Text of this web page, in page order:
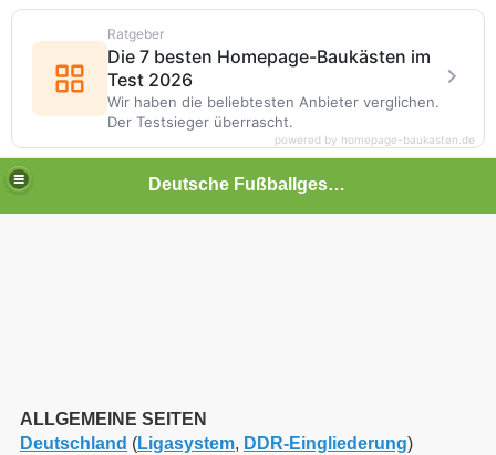
Deutsche Fußballgeschichte
ALLGEMEINE SEITEN
Deutschland (Ligasystem, DDR-Eingliederung)
Ratgeber
Die 7 besten Homepage-Baukästen im
Test 2026
Wir haben die beliebtesten Anbieter verglichen.
Der Testsieger überrascht.
powered by homepage-baukasten.de